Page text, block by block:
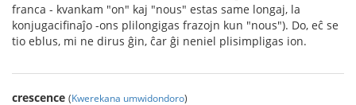
franca - kvankam "on" kaj "nous" estas same longaj, la
konjugacifinaĵo -ons plilongigas frazojn kun "nous"). Do, eĉ se
tio eblus, mi ne dirus ĝin, ĉar ĝi neniel plisimpligas ion.
crescence (Kwerekana umwidondoro)